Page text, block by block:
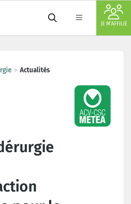
JE M'AFFILIE
Actualités